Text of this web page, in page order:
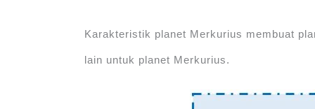
Karakteristik planet Merkurius membuat
lain untuk planet Merkurius.